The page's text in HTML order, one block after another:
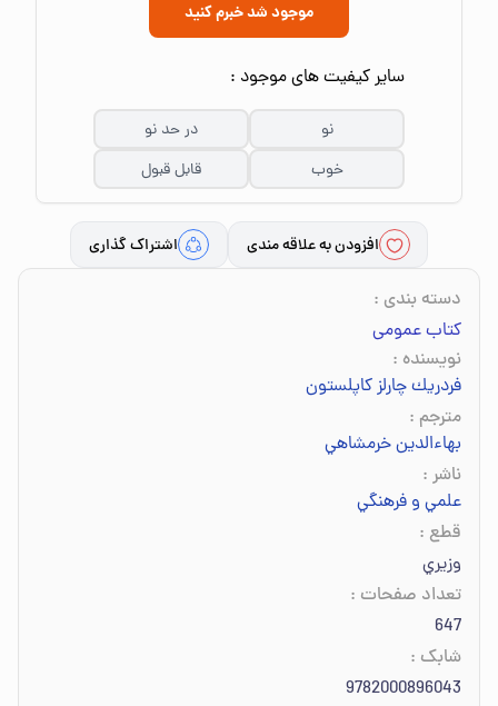
موجود شد خبرم کنید
سایر کیفیت های موجود :
نو
در حد نو
خوب
قابل قبول
افزودن به علاقه مندی اشتراک گذاری
دسته بندی :
کتاب عمومی
نویسنده :
فردريك چارلز كاپلستون
مترجم :
بهاءالدين خرمشاهي
ناشر :
علمي و فرهنگي
قطع :
وزيري
تعداد صفحات :
647
شابک :
9782000896043